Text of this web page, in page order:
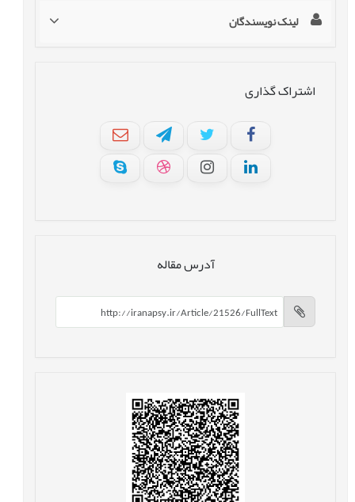
لینک نویسندگان
اشتراک گذاری
آدرس مقاله